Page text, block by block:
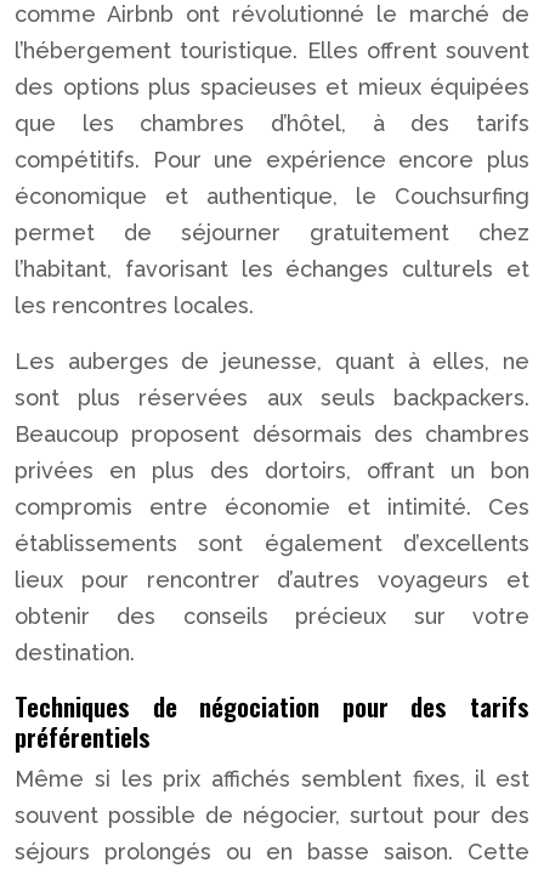
comme Airbnb ont révolutionné le marché de
l’hébergement touristique. Elles offrent souvent
des options plus spacieuses et mieux équipées
que les chambres d’hôtel, à des tarifs
compétitifs. Pour une expérience encore plus
économique et authentique, le Couchsurfing
permet de séjourner gratuitement chez
l’habitant, favorisant les échanges culturels et
les rencontres locales.
Les auberges de jeunesse, quant à elles, ne
sont plus réservées aux seuls backpackers.
Beaucoup proposent désormais des chambres
privées en plus des dortoirs, offrant un bon
compromis entre économie et intimité. Ces
établissements sont également d’excellents
lieux pour rencontrer d’autres voyageurs et
obtenir des conseils précieux sur votre
destination.
Techniques de négociation pour des tarifs
préférentiels
Même si les prix affichés semblent fixes, il est
souvent possible de négocier, surtout pour des
séjours prolongés ou en basse saison. Cette